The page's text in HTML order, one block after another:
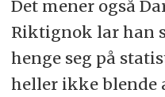
Det mener også
Riktignok lar han
henge seg på
heller ikke blende